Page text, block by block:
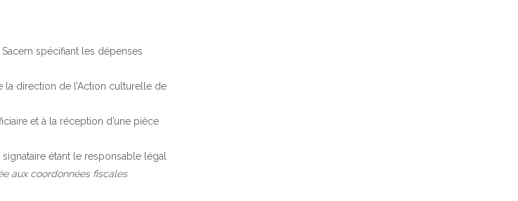
spécifiant les dépenses
la direction de l’Action culturelle de
et à la réception d’une pièce
étant le responsable légal
aux coordonnées fiscales